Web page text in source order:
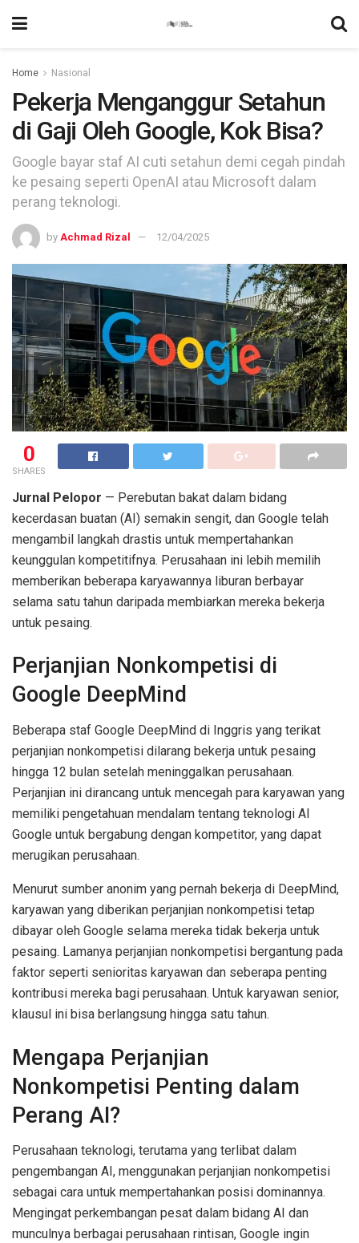
Home Nasional
Pekerja Menganggur Setahun
di Gaji Oleh Google, Kok Bisa?
Google bayar staf AI cuti setahun demi cegah pindah
ke pesaing seperti OpenAI atau Microsoft dalam
perang teknologi.
by Achmad Rizal 12/04/2025
0
SHARES
Jurnal Pelopor — Perebutan bakat dalam bidang
kecerdasan buatan (AI) semakin sengit, dan Google telah
mengambil langkah drastis untuk mempertahankan
keunggulan kompetitifnya. Perusahaan ini lebih memilih
memberikan beberapa karyawannya liburan berbayar
selama satu tahun daripada membiarkan mereka bekerja
untuk pesaing.
Perjanjian Nonkompetisi di
Google DeepMind
Beberapa staf Google DeepMind di Inggris yang terikat
perjanjian nonkompetisi dilarang bekerja untuk pesaing
hingga 12 bulan setelah meninggalkan perusahaan.
Perjanjian ini dirancang untuk mencegah para karyawan yang
memiliki pengetahuan mendalam tentang teknologi AI
Google untuk bergabung dengan kompetitor, yang dapat
merugikan perusahaan.
Menurut sumber anonim yang pernah bekerja di DeepMind,
karyawan yang diberikan perjanjian nonkompetisi tetap
dibayar oleh Google selama mereka tidak bekerja untuk
pesaing. Lamanya perjanjian nonkompetisi bergantung pada
faktor seperti senioritas karyawan dan seberapa penting
kontribusi mereka bagi perusahaan. Untuk karyawan senior,
klausul ini bisa berlangsung hingga satu tahun.
Mengapa Perjanjian
Nonkompetisi Penting dalam
Perang AI?
Perusahaan teknologi, terutama yang terlibat dalam
pengembangan AI, menggunakan perjanjian nonkompetisi
sebagai cara untuk mempertahankan posisi dominannya.
Mengingat perkembangan pesat dalam bidang AI dan
munculnya berbagai perusahaan rintisan, Google ingin